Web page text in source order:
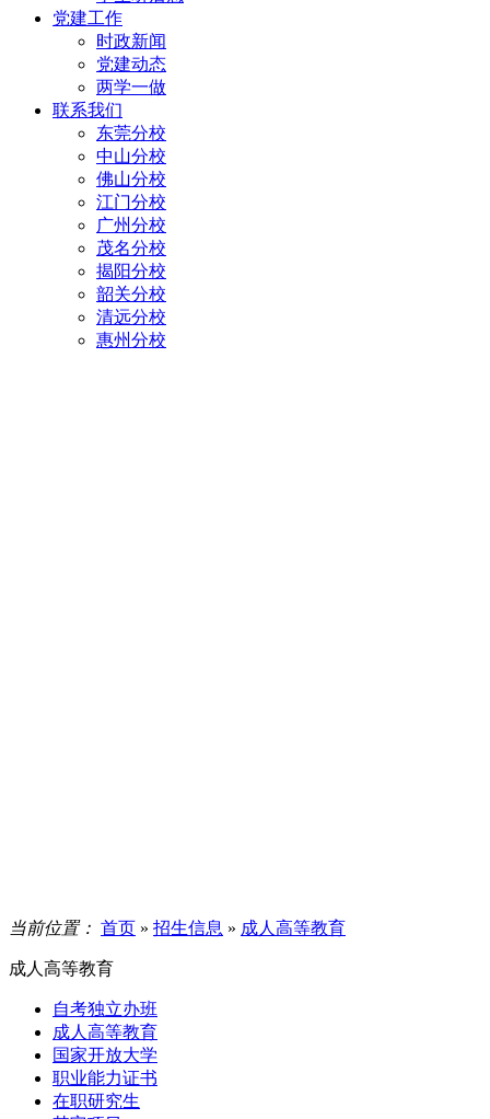
党建工作
时政新闻
党建动态
两学一做
联系我们
东莞分校
中山分校
佛山分校
江门分校
广州分校
茂名分校
揭阳分校
韶关分校
清远分校
惠州分校
当前位置： 首页 » 招生信息 » 成人高等教育
成人高等教育
自考独立办班
成人高等教育
国家开放大学
职业能力证书
在职研究生